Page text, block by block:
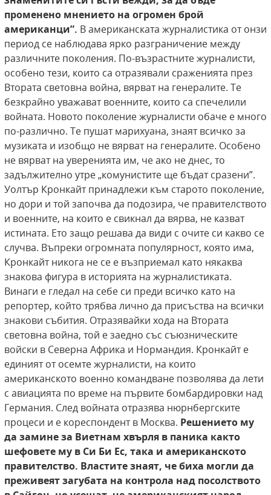
променено мнението на огромен брой
американци”. В американската журналистика от онзи
период се наблюдава ярко разграничение между
различните поколения. По-възрастните журналисти,
особено тези, които са отразявали сраженията през
Втората световна война, вярват на генералите. Те
безкрайно уважават военните, които са спечелили
войната. Новото поколение журналисти обаче е много
по-различно. Те пушат марихуана, знаят всичко за
музиката и изобщо не вярват на генералите. Особено
не вярват на уверенията им, че ако не днес, то
задължително утрe „комунистите ще бъдат сразени”.
Уолтър Кронкайт принадлежи към старото поколение,
но дори и той започва да подозира, че правителството
и военните, на които е свикнал да вярва, не казват
истината. Ето защо решава да види с очите си какво се
случва. Въпреки огромната популярност, която има,
Кронкайт никога не се е възприемал като някаква
знакова фигура в историята на журналистиката.
Винаги е гледал на себе си преди всичко като на
репортер, който трябва лично да присъства на всички
знакови събития. Отразявайки хода на Втората
световна война, той е заедно със съюзническите
войски в Северна Африка и Нормандия. Кронкайт е
единият от осемте журналисти, на които
американското военно командване позволява да лети
с авиацията по време на първите бомбардировки над
Германия. След войната отразява нюрнбергските
процеси и е кореспондент в Москва. Решението му
да замине за Виетнам хвърля в паника както
шефовете му в Си Би Ес, така и американското
правителство. Властите знаят, че биха могли да
преживеят загубата на контрола над посолството